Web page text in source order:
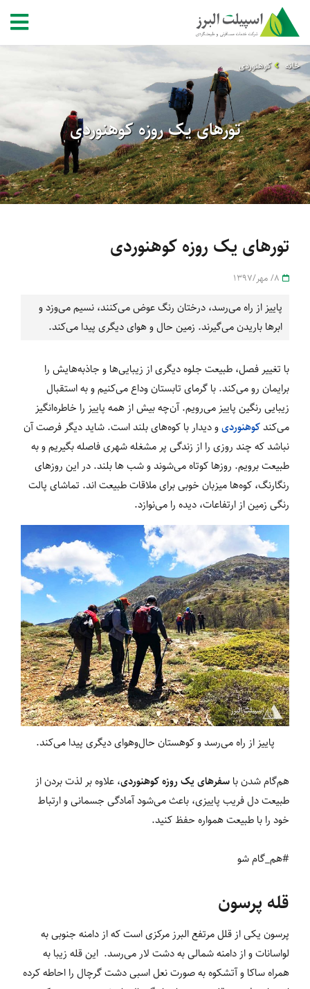
خانه کوهنوردی
تورهای یک روزه کوهنوردی
تورهای یک روزه کوهنوردی
پاییز از راه می‌رسد، درختان رنگ عوض می‌کنند، نسیم می‌وزد و
ابرها باریدن می‌گیرند. زمین حال و هوای دیگری پیدا می‌کند.
با تغییر فصل، طبیعت جلوه دیگری از زیبایی‌ها و جاذبه‌هایش را
برایمان رو می‌کند. با گرمای تابستان وداع می‌کنیم و به استقبال
زیبایی رنگین پاییز می‌رویم. آن‌چه بیش از همه پاییز را خاطره‌انگیز
می‌کندکوهنوردیو دیدار با کوه‌های بلند است. شاید دیگر فرصت آن
نباشد که چند روزی را از زندگی پر مشغله شهری فاصله بگیریم و به
طبیعت برویم. روزها کوتاه می‌شوند و شب ها بلند. در این روزهای
رنگارنگ، کوه‌ها میزبان خوبی برای ملاقات طبیعت اند. تماشای پالت
رنگی زمین از ارتفاعات، دیده را می‌نوازد.
پاییز از راه می‌رسد و کوهستان حال‌و‌هوای دیگری پیدا می‌کند.
هم‌گام شدن با سفرهای یک روزه کوهنوردی، علاوه بر لذت بردن از
طبیعت دل فریب پاییزی، باعث می‌شود آمادگی جسمانی و ارتباط
خود را با طبیعت همواره حفظ کنید.
#هم_گام شو
قله پرسون
پرسون یکی از قلل مرتفع البرز مرکزی است که از دامنه جنوبی به
لواسانات و از دامنه شمالی به دشت لار می‌رسد. این قله زیبا به
همراه ساکا و آتشکوه به صورت نعل اسبی دشت گرچال را احاطه کرده